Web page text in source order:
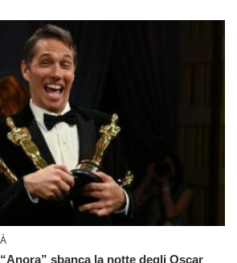
sbanca la notte degli Oscar